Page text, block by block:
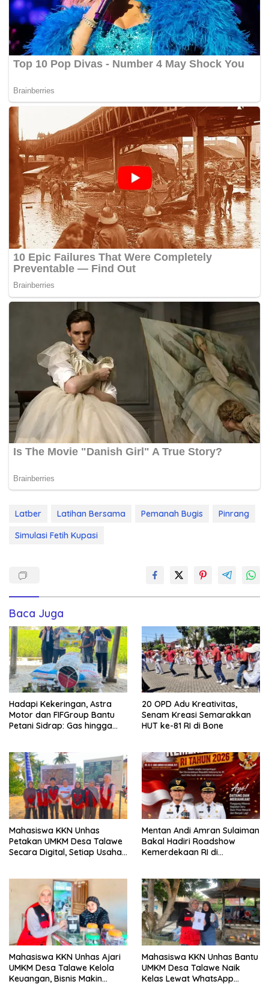
Latber Latihan Bersama Pemanah Bugis
Pinrang
Simulasi Fetih Kupasi
Baca Juga
Hadapi Kekeringan, Astra
Motor dan FIFGroup Bantu
Petani Sidrap: Gas hingga
20 OPD Adu Kreativitas,
Senam Kreasi Semarakkan
HUT ke-81 RI di Bone
Mahasiswa KKN Unhas
Petakan UMKM Desa Talawe
Secara Digital, Setiap Usaha
Mentan Andi Amran Sulaiman
Bakal Hadiri Roadshow
Kemerdekaan RI di
Dibagikan
Mahasiswa KKN Unhas Ajari
UMKM Desa Talawe Kelola
Keuangan, Bisnis Makin
Mahasiswa KKN Unhas Bantu
UMKM Desa Talawe Naik
Kelas Lewat WhatsApp